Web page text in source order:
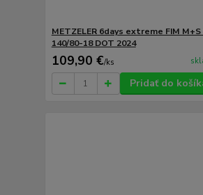
METZELER 6days extreme FIM M+S
140/80-18 DOT 2024
109,90 €/ks
Pridať do